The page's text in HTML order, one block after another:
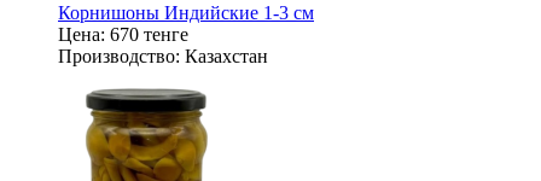
Корнишоны Индийские 1-3 см
Цена: 670 тенге
Производство: Казахстан